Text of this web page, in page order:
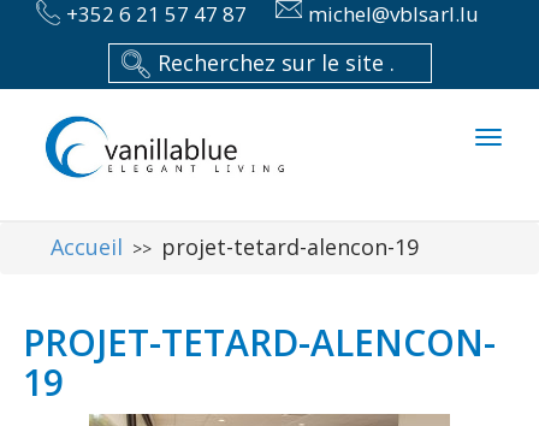
+352 6 21 57 47 87 michel@vblsarl.lu
Accueil >> projet-tetard-alencon-19
PROJET-TETARD-ALENCON-
19